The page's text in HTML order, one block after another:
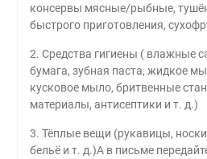
консервы мясные/рыбные,
быстрого приготовления,
2. Средства гигиены ( влажные
бумага, зубная паста, жидкое
кусковое мыло, бритвенные
материалы, антисептики и т. д.)
3. Тёплые вещи (рукавицы,
бельё и т. д.)А в письме